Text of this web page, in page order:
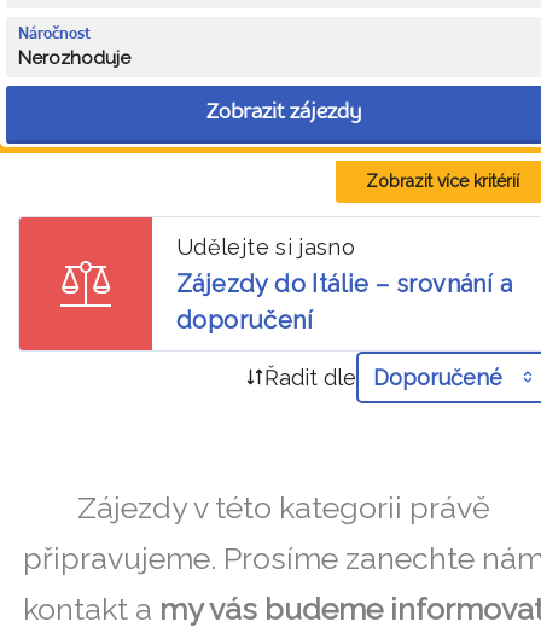
Náročnost
Nerozhoduje
Zobrazit zájezdy
Zobrazit více kritérií
Udělejte si jasno
Zájezdy do Itálie – srovnání a
doporučení
Řadit dle Doporučené
Zájezdy v této kategorii právě
připravujeme. Prosíme zanechte
kontakt a my vás budeme